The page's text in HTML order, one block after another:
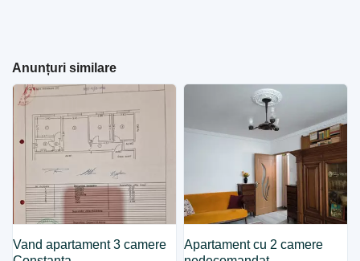
Anunțuri similare
Vand apartament 3 camere
Apartament cu 2 camere